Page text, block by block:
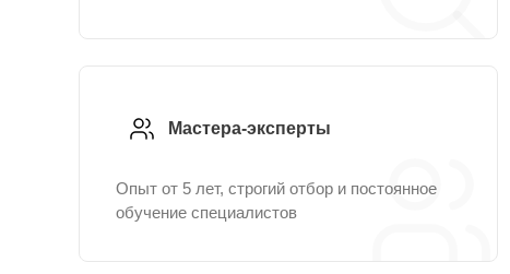
Мастера-эксперты
Опыт от 5 лет, строгий отбор и постоянное
обучение специалистов